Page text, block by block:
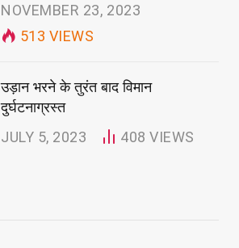
NOVEMBER 23, 2023
513 VIEWS
उड़ान भरने के तुरंत बाद विमान
दुर्घटनाग्रस्त
JULY 5, 2023 408VIEWS